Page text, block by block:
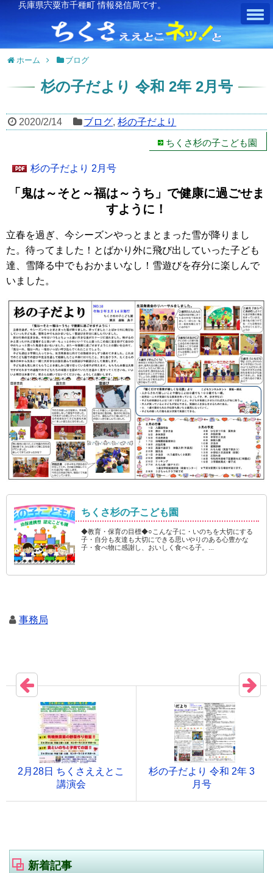
兵庫県宍粟市千種町 情報発信局です。
ホーム ブログ
杉の子だより 令和 2年 2月号
2020/2/14 ブログ,杉の子だより
ちくさ杉の子こども園
杉の子だより 2月号
「鬼は～そと～福は～うち」で健康に過ごせま
すように！
立春を過ぎ、今シーズンやっとまとまった雪が降りまし
た。待ってました！とばかり外に飛び出していった子ども
達、雪降る中でもおかまいなし！雪遊びを存分に楽しんで
いました。
ちくさ杉の子こども園
◆教育・保育の目標◆○こんな子に・いのちを大切にする
子・自分も友達も大切にできる思いやりのある心豊かな
子・食べ物に感謝し、おいしく食べる子。...
事務局
2月28日 ちくさええとこ
講演会
杉の子だより 令和 2年 3
月号
新着記事